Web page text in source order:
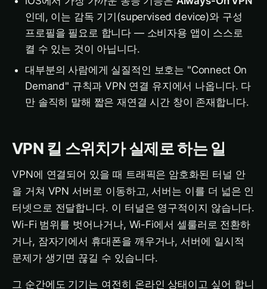
인데, 이는 감독 기기(supervised device)와 구성
프로필을 필요로 합니다 — 소비자용 앱이 스스로
켤 수 있는 것이 아닙니다.
대부분의 사람에게 실질적인 보호는 "Connect On
Demand" 규칙과 VPN 연결 유지에서 나옵니다. 다
만 솔직히 말해 짧은 재연결 시간 창이 존재합니다.
VPN 킬 스위치가 실제로 하는 일
VPN에 연결되어 있을 때 트래픽은 암호화된 터널 안
을 거쳐 VPN 서버로 이동하고, 서버는 이를 더 넓은 인
터넷으로 전달합니다. 이 터널은 영구적이지 않습니다.
Wi-Fi 범위를 벗어나거나, Wi-Fi에서 셀룰러로 전환하
거나, 잠자기에서 휴대폰을 깨우거나, 서버에 일시적
문제가 생기면 끊길 수 있습니다.
그 순간에도 기기는 여전히 온라인 상태이고 싶어 합니